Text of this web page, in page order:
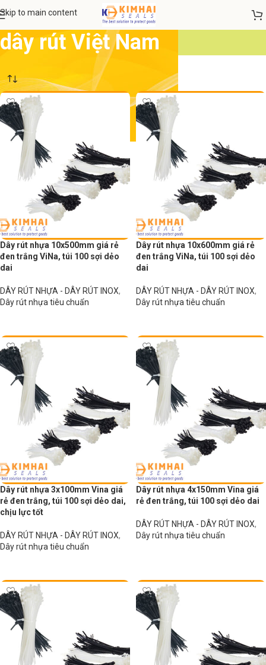
Skip to main content
dây rút Việt Nam
Dây rút nhựa 10x500mm giá rẻ
đen trắng ViNa, túi 100 sợi dẻo
dai
DÂY RÚT NHỰA - DÂY RÚT INOX,
Dây rút nhựa tiêu chuẩn
Dây rút nhựa 10x600mm giá rẻ
đen trắng ViNa, túi 100 sợi dẻo
dai
DÂY RÚT NHỰA - DÂY RÚT INOX,
Dây rút nhựa tiêu chuẩn
Dây rút nhựa 3x100mm Vina giá
rẻ đen trắng, túi 100 sợi dẻo dai,
chịu lực tốt
DÂY RÚT NHỰA - DÂY RÚT INOX,
Dây rút nhựa tiêu chuẩn
Dây rút nhựa 4x150mm Vina giá
rẻ đen trắng, túi 100 sợi dẻo dai
DÂY RÚT NHỰA - DÂY RÚT INOX,
Dây rút nhựa tiêu chuẩn